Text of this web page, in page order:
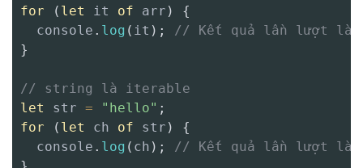
for
( let it of arr )
{
  console
. log ( it ) ;
// Kết quả lần lượt
}
// string là iterable
let
str = "hello" ;
for
( let ch of str )
{
  console
. log ( ch ) ;
// Kết quả lần lượt